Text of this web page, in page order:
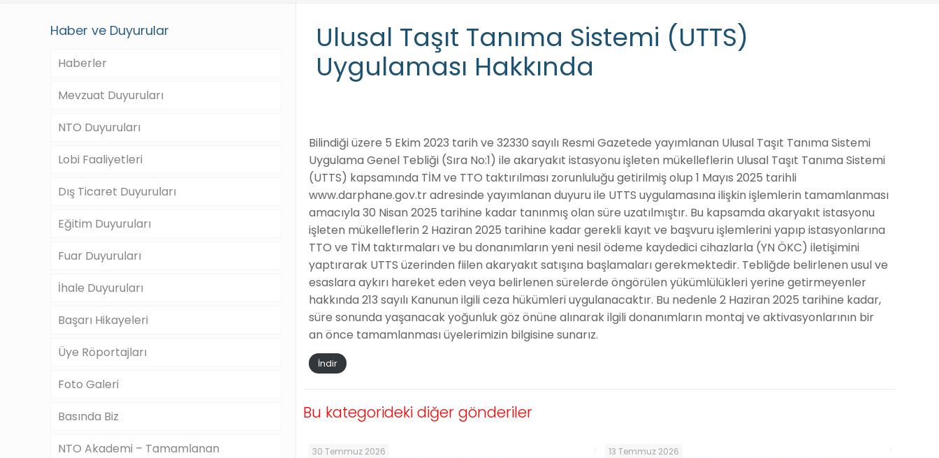
Ulusal Taşıt Tanıma Sistemi (UTTS)
Uygulaması Hakkında
Bilindiği üzere 5 Ekim 2023 tarih ve 32330 sayılı Resmi Gazetede yayımlanan Ulusal Taşıt Tanıma Sistemi
Uygulama Genel Tebliği (Sıra No:1) ile akaryakıt istasyonu işleten mükelleflerin Ulusal Taşıt Tanıma Sistemi
(UTTS) kapsamında TİM ve TTO taktırılması zorunluluğu getirilmiş olup 1 Mayıs 2025 tarihli
www.darphane.gov.tr adresinde yayımlanan duyuru ile UTTS uygulamasına ilişkin işlemlerin tamamlanması
amacıyla 30 Nisan 2025 tarihine kadar tanınmış olan süre uzatılmıştır. Bu kapsamda akaryakıt istasyonu
işleten mükelleflerin 2 Haziran 2025 tarihine kadar gerekli kayıt ve başvuru işlemlerini yapıp istasyonlarına
TTO ve TİM taktırmaları ve bu donanımların yeni nesil ödeme kaydedici cihazlarla (YN ÖKC) iletişimini
yaptırarak UTTS üzerinden fiilen akaryakıt satışına başlamaları gerekmektedir. Tebliğde belirlenen usul ve
esaslara aykırı hareket eden veya belirlenen sürelerde öngörülen yükümlülükleri yerine getirmeyenler
hakkında 213 sayılı Kanunun ilgili ceza hükümleri uygulanacaktır. Bu nedenle 2 Haziran 2025 tarihine kadar,
süre sonunda yaşanacak yoğunluk göz önüne alınarak ilgili donanımların montaj ve aktivasyonlarının bir
an önce tamamlanması üyelerimizin bilgisine sunarız.
İndir
Bu kategorideki diğer gönderiler
30 Temmuz 2026 13 Temmuz 2026
Haber ve Duyurular
Haberler
Mevzuat Duyuruları
NTO Duyuruları
Lobi Faaliyetleri
Dış Ticaret Duyuruları
Eğitim Duyuruları
Fuar Duyuruları
İhale Duyuruları
Başarı Hikayeleri
Üye Röportajları
Foto Galeri
Basında Biz
NTO Akademi – Tamamlanan